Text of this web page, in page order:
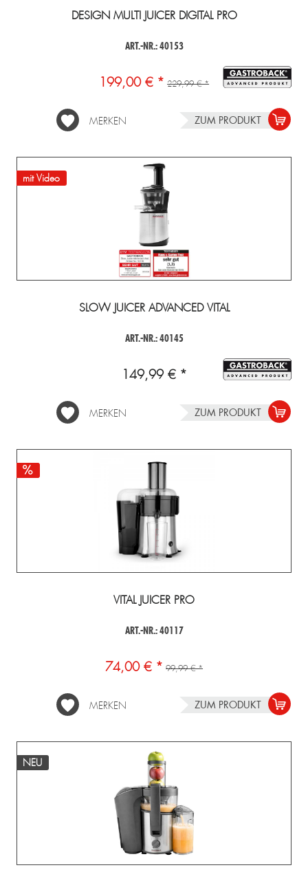
DESIGN MULTI JUICER DIGITAL PRO
ART.-NR.: 40153
199,00 € * 229,99 € *
MERKEN ZUM PRODUKT
mit Video
SLOW JUICER ADVANCED VITAL
ART.-NR.: 40145
149,99 € *
MERKEN ZUM PRODUKT
VITAL JUICER PRO
ART.-NR.: 40117
74,00 € * 99,99 € *
MERKEN ZUM PRODUKT
NEU